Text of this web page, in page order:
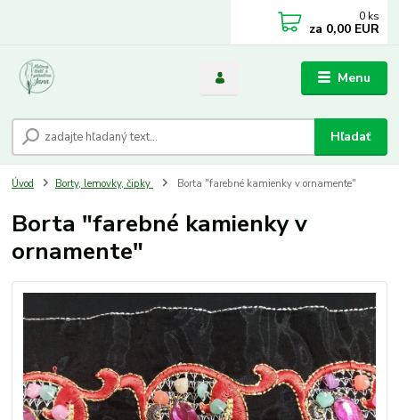
Menu
Hľadať
0 ks
za 0,00 EUR
Úvod Borty, lemovky, čipky Borta "farebné kamienky v ornamente"
Borta "farebné kamienky v
ornamente"